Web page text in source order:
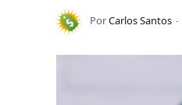
PorCarlos Santos